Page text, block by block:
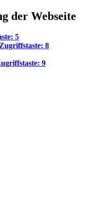
der Webseite
5
Zugriffstaste: 8
9